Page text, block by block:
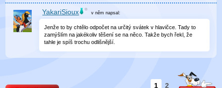
YakariSioux v němnapsal:
Jenže to by chtělo odpočet na určitý svátek v hlavičce. Tady to
zamýšlím na jakékoliv těšení se na něco. Takže bych řekl, že
tahle je spíš trochu odlišnější.
1 2